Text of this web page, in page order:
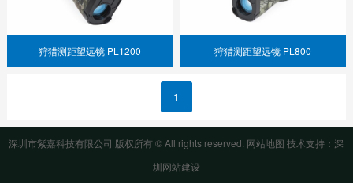
狩猎测距望远镜 PL1200 狩猎测距望远镜 PL800
1
深圳市紫嘉科技有限公司 版权所有 © All rights reserved. 网站地图 技术支持：深
圳网站建设